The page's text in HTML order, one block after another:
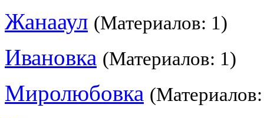
Жанааул (Материалов: 1)
Ивановка (Материалов: 1)
Миролюбовка